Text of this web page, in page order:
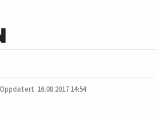
16.08.2017 14:54